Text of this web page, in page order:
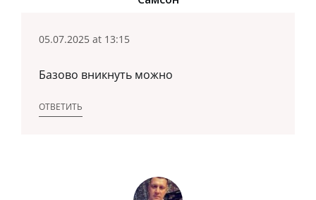
05.07.2025 at 13:15
Базово вникнуть можно
ОТВЕТИТЬ